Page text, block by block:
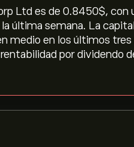
Ltd es de 0.8450‎$‎, con
última semana. La
medio en los últimos
por dividendo